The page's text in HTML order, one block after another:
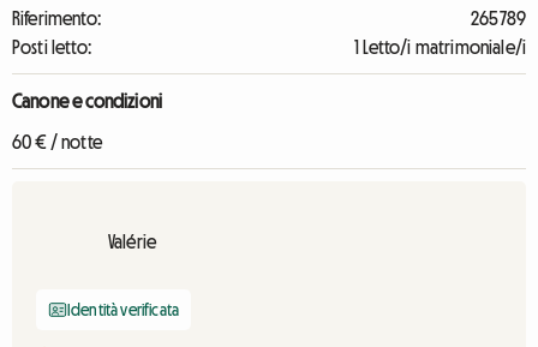
Riferimento:
265789
Posti letto:
1 Letto/i matrimoniale/i
Canone e condizioni
60 € / notte
Valérie
Identità verificata